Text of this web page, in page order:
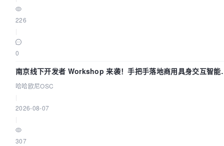
226
0
南京线下开发者 Workshop 来袭！手把手落地商用具身交互智能
Agent 应用
哈哈欧尼OSC
2026-08-07
307